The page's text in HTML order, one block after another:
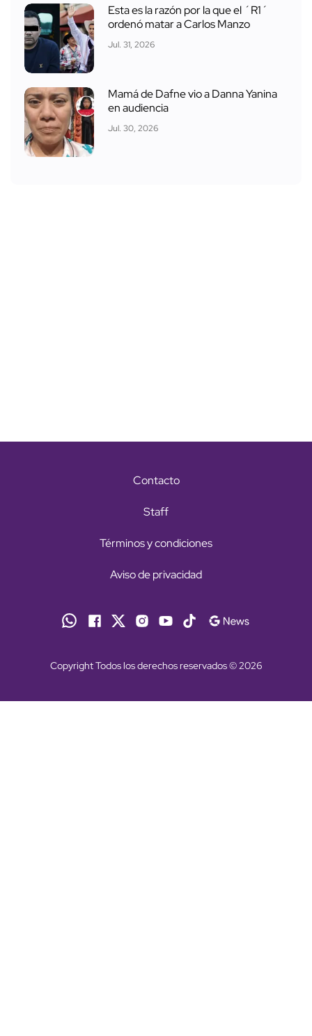
Esta es la razón por la que el ´R1´
ordenó matar a Carlos Manzo
Jul. 31, 2026
Mamá de Dafne vio a Danna Yanina
en audiencia
Jul. 30, 2026
Contacto
Staff
Términos y condiciones
Aviso de privacidad
Copyright Todos los derechos reservados © 2026